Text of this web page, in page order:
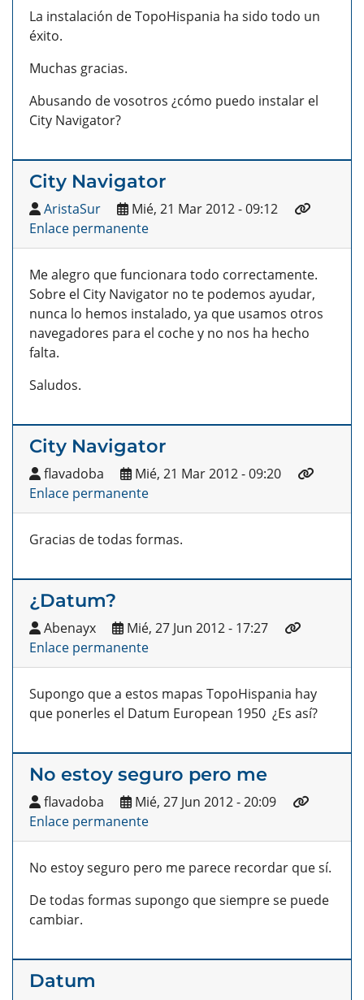
La instalación de TopoHispania ha sido todo un
éxito.
Muchas gracias.
Abusando de vosotros ¿cómo puedo instalar el
City Navigator?
City Navigator
AristaSur
Mié, 21 Mar 2012 - 09:12
Enlace permanente
Me alegro que funcionara todo correctamente.
Sobre el City Navigator no te podemos ayudar,
nunca lo hemos instalado, ya que usamos otros
navegadores para el coche y no nos ha hecho
falta.
Saludos.
City Navigator
flavadoba
Mié, 21 Mar 2012 - 09:20
Enlace permanente
Gracias de todas formas.
¿Datum?
Abenayx
Mié, 27 Jun 2012 - 17:27
Enlace permanente
Supongo que a estos mapas TopoHispania hay
que ponerles el Datum European 1950 ¿Es así?
No estoy seguro pero me
flavadoba
Mié, 27 Jun 2012 - 20:09
Enlace permanente
No estoy seguro pero me parece recordar que sí.
De todas formas supongo que siempre se puede
cambiar.
Datum